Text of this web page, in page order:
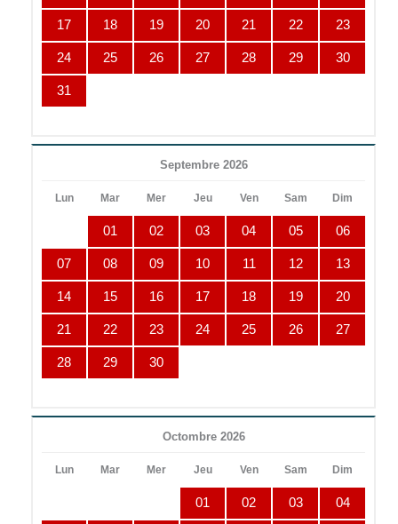
17 18 19 20 21 22 23
24 25 26 27 28 29 30
31
Septembre 2026
Lun Mar Mer Jeu Ven Sam Dim
01 02 03 04 05 06
07 08 09 10 11 12 13
14 15 16 17 18 19 20
21 22 23 24 25 26 27
28 29 30
Octombre 2026
Lun Mar Mer Jeu Ven Sam Dim
01 02 03 04